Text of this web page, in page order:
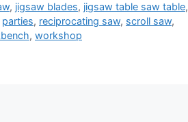
, jigsaw blades, jigsaw table saw table,
parties, reciprocating saw, scroll saw,
, workshop